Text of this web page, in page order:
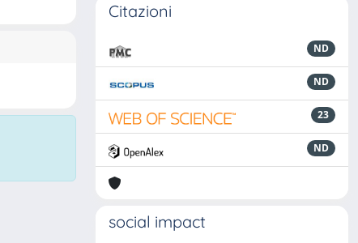
Citazioni
ND
ND
23
ND
social impact